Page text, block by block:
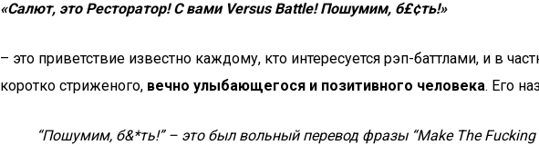
«Салют, это Ресторатор! С вами Versus Battle! Пошумим, б£¢ть!»
– это приветствие известно каждому, кто интересуется рэп-баттлами, и в
коротко стриженого, вечно улыбающегося и позитивного человека. Его
“Пошумим, б&*ть!” – это был вольный перевод фразы “Make The